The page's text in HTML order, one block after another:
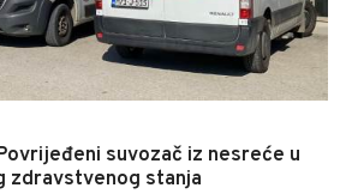
suvozač iz nesreće u
zdravstvenog stanja